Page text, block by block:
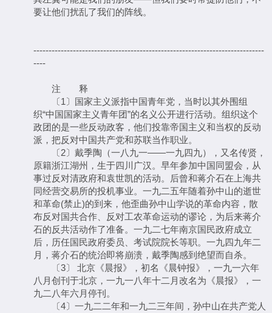
要让他们扰乱了我们的阵线。
----------------------------------------------------------------------------
----
注 释
〔1〕国家主义派指中国青年党，当时以其外围组
织“中国国家主义青年团”的名义公开进行活动。组织这个
政团的是一些反动政客，他们投靠帝国主义和当权的反动
派，把反对中国共产党和苏联当作职业。
〔2〕戴季陶（一八九一——一九四九），又名传贤，
原籍浙江湖州，生于四川广汉。早年参加中国同盟会，从
事过反对清政府和袁世凯的活动。后曾和蒋介石在上海共
同经营交易所的投机事业。一九二五年随着孙中山的逝世
和革命(禁止)的到来，他歪曲孙中山学说的革命内容，散
布反对国共合作、反对工农革命运动的谬论，为后来蒋介
石的反共活动作了准备。一九二七年南京国民政府成立
后，历任国民政府委员、考试院院长等职。一九四九年二
月，蒋介石的统治即将崩溃，戴季陶感到绝望而自杀。
〔3〕 北京《晨报》，初名《晨钟报》，一九一六年
八月创刊于北京，一九一八年十二月改名为《晨报》，一
九二八年六月停刊。
〔4〕一九二二年和一九二三年间，孙中山在共产党人